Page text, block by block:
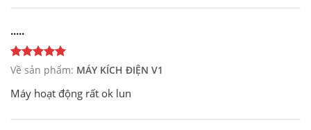
.....
Về sản phẩm: MÁY KÍCH ĐIỆN V1
Máy hoạt động rất ok lun